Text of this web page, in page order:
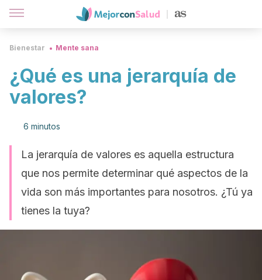
Bienestar Mente sana
¿Qué es una jerarquía de
valores?
6 minutos
La jerarquía de valores es aquella estructura
que nos permite determinar qué aspectos de la
vida son más importantes para nosotros. ¿Tú ya
tienes la tuya?